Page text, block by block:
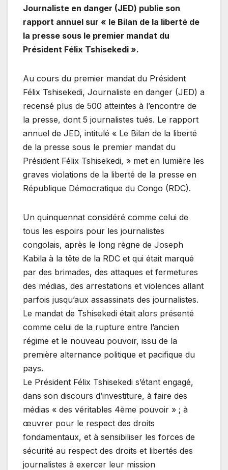
Journaliste en danger (JED) publie son
rapport annuel sur « le Bilan de la liberté de
la presse sous le premier mandat du
Président Félix Tshisekedi ».
Au cours du premier mandat du Président
Félix Tshisekedi, Journaliste en danger (JED) a
recensé plus de 500 atteintes à l’encontre de
la presse, dont 5 journalistes tués. Le rapport
annuel de JED, intitulé « Le Bilan de la liberté
de la presse sous le premier mandat du
Président Félix Tshisekedi, » met en lumière les
graves violations de la liberté de la presse en
République Démocratique du Congo (RDC).
Un quinquennat considéré comme celui de
tous les espoirs pour les journalistes
congolais, après le long règne de Joseph
Kabila à la tête de la RDC et qui était marqué
par des brimades, des attaques et fermetures
des médias, des arrestations et violences allant
parfois jusqu’aux assassinats des journalistes.
Le mandat de Tshisekedi était alors présenté
comme celui de la rupture entre l’ancien
régime et le nouveau pouvoir, issu de la
première alternance politique et pacifique du
pays.
Le Président Félix Tshisekedi s’étant engagé,
dans son discours d’investiture, à faire des
médias « des véritables 4ème pouvoir » ; à
œuvrer pour le respect des droits
fondamentaux, et à sensibiliser les forces de
sécurité au respect des droits et libertés des
journalistes à exercer leur mission